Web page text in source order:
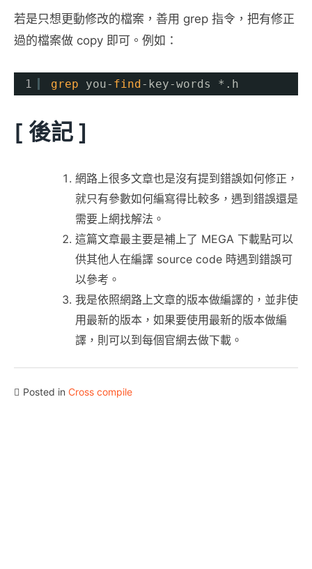
若是只想更動修改的檔案，善用 grep 指令，把有修正
過的檔案做 copy 即可。例如：
1 grep you- find-key-words *.h
[ 後記 ]
網路上很多文章也是沒有提到錯誤如何修正，
就只有參數如何編寫得比較多，遇到錯誤還是
需要上網找解法。
這篇文章最主要是補上了 MEGA 下載點可以
供其他人在編譯 source code 時遇到錯誤可
以參考。
我是依照網路上文章的版本做編譯的，並非使
用最新的版本，如果要使用最新的版本做編
譯，則可以到每個官網去做下載。
Posted in Cross compile